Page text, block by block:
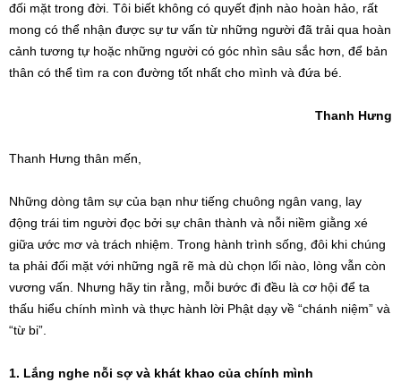
đối mặt trong đời. Tôi biết không có quyết định nào hoàn hảo, rất
mong có thể nhận được sự tư vấn từ những người đã trải qua hoàn
cảnh tương tự hoặc những người có góc nhìn sâu sắc hơn, để bản
thân có thể tìm ra con đường tốt nhất cho mình và đứa bé.
Thanh Hưng
Thanh Hưng thân mến,
Những dòng tâm sự của bạn như tiếng chuông ngân vang, lay
động trái tim người đọc bởi sự chân thành và nỗi niềm giằng xé
giữa ước mơ và trách nhiệm. Trong hành trình sống, đôi khi chúng
ta phải đối mặt với những ngã rẽ mà dù chọn lối nào, lòng vẫn còn
vương vấn. Nhưng hãy tin rằng, mỗi bước đi đều là cơ hội để ta
thấu hiểu chính mình và thực hành lời Phật dạy về “chánh niệm” và
“từ bi”.
1. Lắng nghe nỗi sợ và khát khao của chính mình